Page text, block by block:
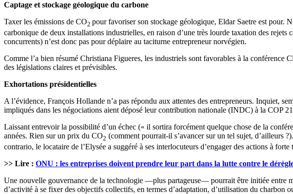
Captage et stockage géologique du carbone
Taxer les émissions de CO2 pour favoriser son stockage géologique, Eldar Saetre est pour.
carbonique de deux installations industrielles, en raison d’une très lourde taxation des
concurrents) n’est donc pas pour déplaire au taciturne entrepreneur norvégien.
Comme l’a bien résumé Christiana Figueres, les industriels sont favorables à la
des législations claires et prévisibles.
Exhortations présidentielles
A l’évidence, François Hollande n’a pas répondu aux attentes des entrepreneurs. Inquiet,
impliqués dans les négociations aient déposé leur contribution nationale (INDC) à la COP
Laissant entrevoir la possibilité d’un échec (« il sortira forcément quelque chose de la
années. Rien sur un prix du CO2 (comment pourrait-il s’avancer sur un tel sujet, d’ailleurs
contrario, le locataire de l’Elysée a suggéré à ses interlocuteurs d’engager des actions à
>> Lire : ONU : les entreprises doivent prendre leur part dans la lutte contre le
Une nouvelle gouvernance de la technologie —plus partageuse— pourrait être initiée entre
d’activité à se fixer des objectifs collectifs, en termes d’adaptation, d’utilisation du charbon